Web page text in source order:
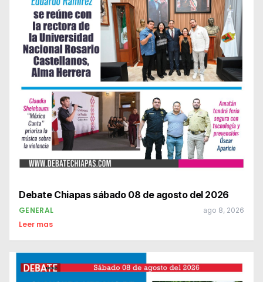
Debate Chiapas sábado 08 de agosto del 2026
GENERAL ago 8, 2026
Leer mas